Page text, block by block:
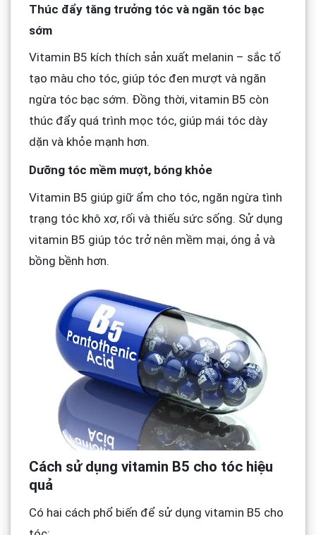
Thúc đẩy tăng trưởng tóc và ngăn tóc bạc
sớm
Vitamin B5 kích thích sản xuất melanin – sắc tố
tạo màu cho tóc, giúp tóc đen mượt và ngăn
ngừa tóc bạc sớm. Đồng thời, vitamin B5 còn
thúc đẩy quá trình mọc tóc, giúp mái tóc dày
dặn và khỏe mạnh hơn.
Dưỡng tóc mềm mượt, bóng khỏe
Vitamin B5 giúp giữ ẩm cho tóc, ngăn ngừa tình
trạng tóc khô xơ, rối và thiếu sức sống. Sử dụng
vitamin B5 giúp tóc trở nên mềm mại, óng ả và
bồng bềnh hơn.
Cách sử dụng vitamin B5 cho tóc hiệu
quả
Có hai cách phổ biến để sử dụng vitamin B5 cho